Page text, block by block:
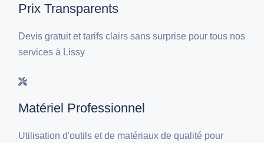
Prix Transparents
Devis gratuit et tarifs clairs sans surprise pour tous nos
services à Lissy
Matériel Professionnel
Utilisation d'outils et de matériaux de qualité pour